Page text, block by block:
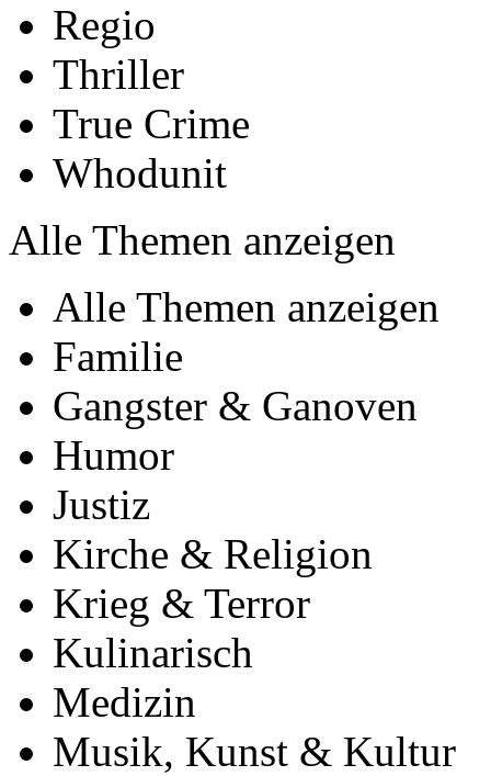
Regio
Thriller
True Crime
Whodunit
Alle Themen anzeigen
Alle Themen anzeigen
Familie
Gangster & Ganoven
Humor
Justiz
Kirche & Religion
Krieg & Terror
Kulinarisch
Medizin
Musik, Kunst & Kultur